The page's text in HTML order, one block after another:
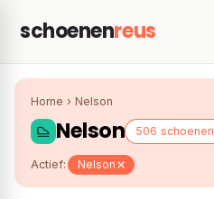
schoenenreus
Home › Nelson
Nelson 506 schoenen
Actief: Nelson